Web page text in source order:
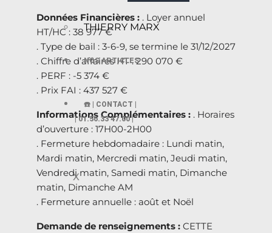
THIERRY MARX
NOS ARTICLES
☎️ | CONTACT |
| 01.56.33 47.00 |
X
Données Financières : . Loyer annuel
HT/HC : 38 977 €
. Type de bail : 3-6-9, se termine le 31/12/2027
. Chiffre d’affaires HT : 290 070 €
. PERF : -5 374 €
. Prix FAI : 437 527 €
Informations Complémentaires : . Horaires
d’ouverture : 17H00-2H00
. Fermeture hebdomadaire : Lundi matin,
Mardi matin, Mercredi matin, Jeudi matin,
Vendredi matin, Samedi matin, Dimanche
matin, Dimanche AM
. Fermeture annuelle : août et Noël
Demande de renseignements : CETTE